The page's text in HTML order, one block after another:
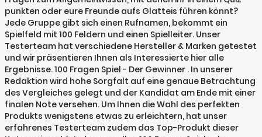
punkten oder eure Freunde aufs Glatteis führen könnt?
Jede Gruppe gibt sich einen Rufnamen, bekommt ein
Spielfeld mit 100 Feldern und einen Spielleiter. Unser
Testerteam hat verschiedene Hersteller & Marken getestet
und wir präsentieren Ihnen als Interessierte hier alle
Ergebnisse. 100 Fragen Spiel - Der Gewinner . In unserer
Redaktion wird hohe Sorgfalt auf eine genaue Betrachtung
des Vergleiches gelegt und der Kandidat am Ende mit einer
finalen Note versehen. Um Ihnen die Wahl des perfekten
Produkts wenigstens etwas zu erleichtern, hat unser
erfahrenes Testerteam zudem das Top-Produkt dieser